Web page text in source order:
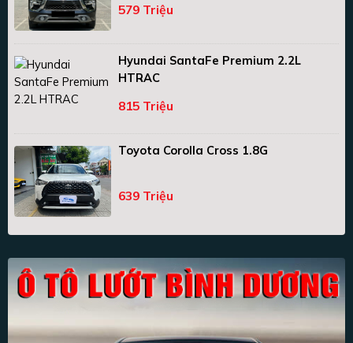
579 Triệu
Hyundai SantaFe Premium 2.2L
HTRAC
815 Triệu
Toyota Corolla Cross 1.8G
639 Triệu